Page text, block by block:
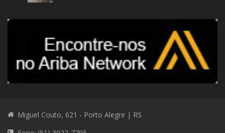
Miguel Couto, 621 - Porto Alegre | RS